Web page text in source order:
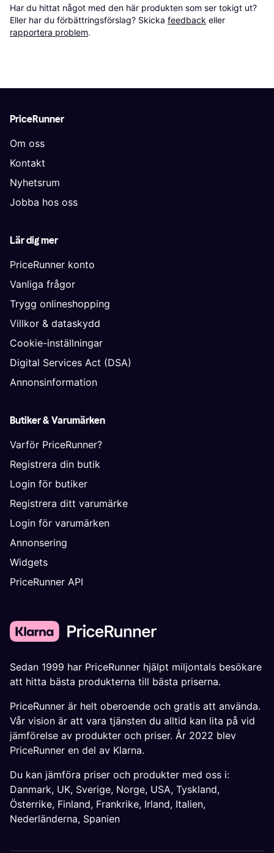
Har du hittat något med den här produkten som ser tokigt ut?
Eller har du förbättringsförslag? Skicka feedback eller
rapportera problem.
PriceRunner
Om oss
Kontakt
Nyhetsrum
Jobba hos oss
Lär dig mer
PriceRunner konto
Vanliga frågor
Trygg onlineshopping
Villkor & dataskydd
Cookie-inställningar
Digital Services Act (DSA)
Annonsinformation
Butiker & Varumärken
Varför PriceRunner?
Registrera din butik
Login för butiker
Registrera ditt varumärke
Login för varumärken
Annonsering
Widgets
PriceRunner API
Sedan 1999 har PriceRunner hjälpt miljontals besökare
att hitta bästa produkterna till bästa priserna.
PriceRunner är helt oberoende och gratis att använda.
Vår vision är att vara tjänsten du alltid kan lita på vid
jämförelse av produkter och priser. År 2022 blev
PriceRunner en del av Klarna.
Du kan jämföra priser och produkter med oss i:
Danmark, UK, Sverige, Norge, USA, Tyskland,
Österrike, Finland, Frankrike, Irland, Italien,
Nederländerna, Spanien